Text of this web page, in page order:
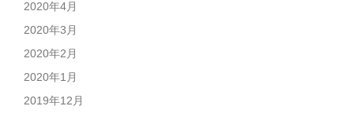
2020年4月
2020年3月
2020年2月
2020年1月
2019年12月